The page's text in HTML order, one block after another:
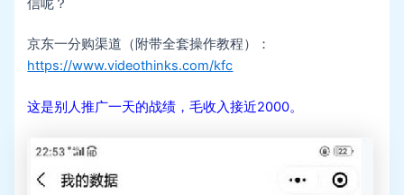
京东一分购渠道（附带全套操作教程）：
https://www.videothinks.com/kfc
这是别人推广一天的战绩，毛收入接近2000。